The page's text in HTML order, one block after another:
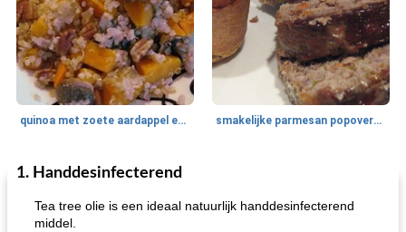
quinoa met zoete aardappel en champignons smakelijke parmesan popovers (gezonder!)
40min
One Dish Meal
1. Handdesinfecterend
Tea tree olie is een ideaal natuurlijk handdesinfecterend
middel.